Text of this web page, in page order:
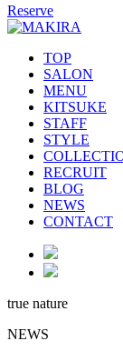
Reserve
TOP
SALON
MENU
KITSUKE
STAFF
STYLE
RECRUIT
BLOG
NEWS
CONTACT
true nature
NEWS